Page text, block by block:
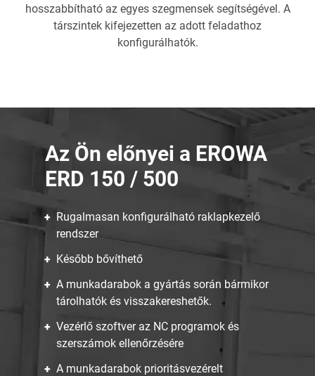
hosszabbítható az egyes szegmensek segítségével. A
társzintek kifejezetten az adott feladathoz
konfigurálhatók.
Az Ön előnyei a EROWA
ERD 150 / 500
Rugalmasan konfigurálható raklapkezelő
rendszer
Később bővíthető
A munkadarabok a gyártás során bármikor
tárolhatók és visszakereshetők.
Vezérlő szoftver az NC programok és
szerszámok ellenőrzésére
A munkadarabok prioritásvezérelt